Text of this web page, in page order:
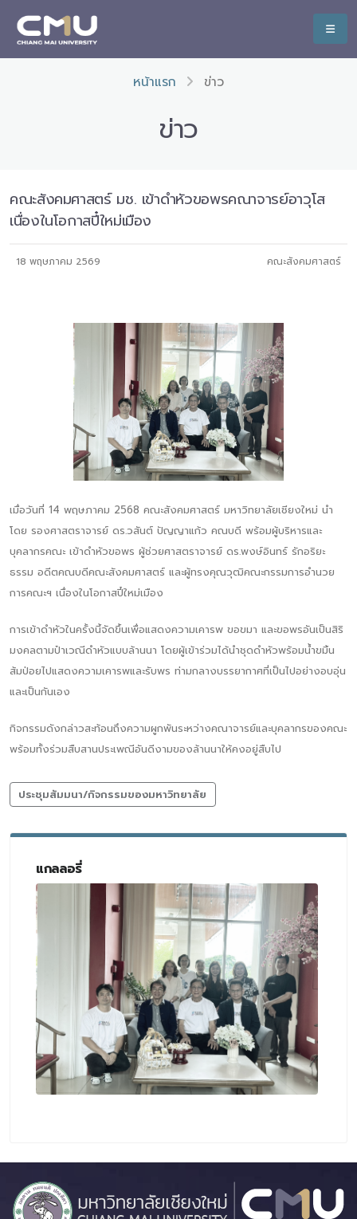
หน้าแรก ข่าว
ข่าว
คณะสังคมศาสตร์ มช. เข้าดำหัวขอพรคณาจารย์อาวุโส
เนื่องในโอกาสปี๋ใหม่เมือง
18 พฤษภาคม 2569 คณะสังคมศาสตร์
เมื่อวันที่ 14 พฤษภาคม 2568 คณะสังคมศาสตร์ มหาวิทยาลัยเชียงใหม่ นำ
โดย รองศาสตราจารย์ ดร.วสันต์ ปัญญาแก้ว คณบดี พร้อมผู้บริหารและ
บุคลากรคณะ เข้าดำหัวขอพร ผู้ช่วยศาสตราจารย์ ดร.พงษ์อินทร์ รักอริยะ
ธรรม อดีตคณบดีคณะสังคมศาสตร์ และผู้ทรงคุณวุฒิคณะกรรมการอำนวย
การคณะฯ เนื่องในโอกาสปี๋ใหม่เมือง
การเข้าดำหัวในครั้งนี้จัดขึ้นเพื่อแสดงความเคารพ ขอขมา และขอพรอันเป็นสิริ
มงคลตามป๋าเวณีดำหัวแบบล้านนา โดยผู้เข้าร่วมได้นำชุดดำหัวพร้อมน้ำขมิ้น
ส้มป่อยไปแสดงความเคารพและรับพร ท่ามกลางบรรยากาศที่เป็นไปอย่างอบอุ่น
และเป็นกันเอง
กิจกรรมดังกล่าวสะท้อนถึงความผูกพันระหว่างคณาจารย์และบุคลากรของคณะ
พร้อมทั้งร่วมสืบสานประเพณีอันดีงามของล้านนาให้คงอยู่สืบไป
ประชุมสัมมนา/กิจกรรมของมหาวิทยาลัย
แกลลอรี่